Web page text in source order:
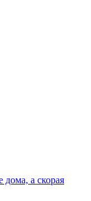
а скорая